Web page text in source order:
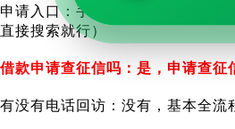
申请入口：手机下载省呗APP（安
直接搜索就行）
借款申请查征信吗：是，申请查征
有没有电话回访：没有，基本全流